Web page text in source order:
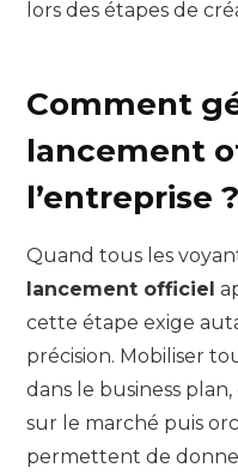
lors des étapes de
Comment
lancement
l’entreprise ?
Quand tous les
lancement officiel
cette étape exige
précision. Mobiliser
dans le business
sur le marché puis
permettent de